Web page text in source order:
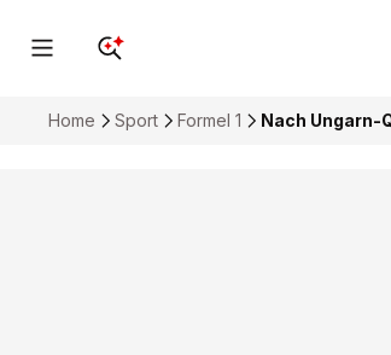
Home Sport Formel 1 Nach Ungarn-